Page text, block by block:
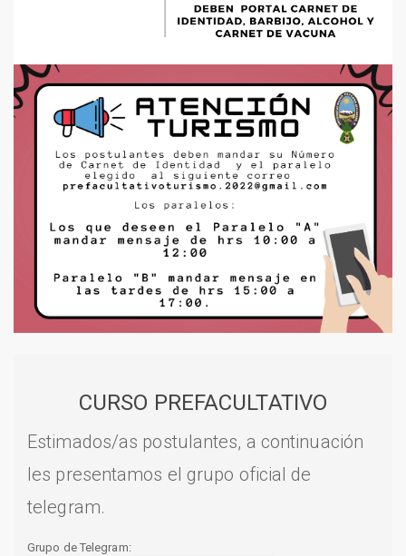
CURSO PREFACULTATIVO
Estimados/as postulantes, a continuación
les presentamos el grupo oficial de
telegram.
Grupo de Telegram: